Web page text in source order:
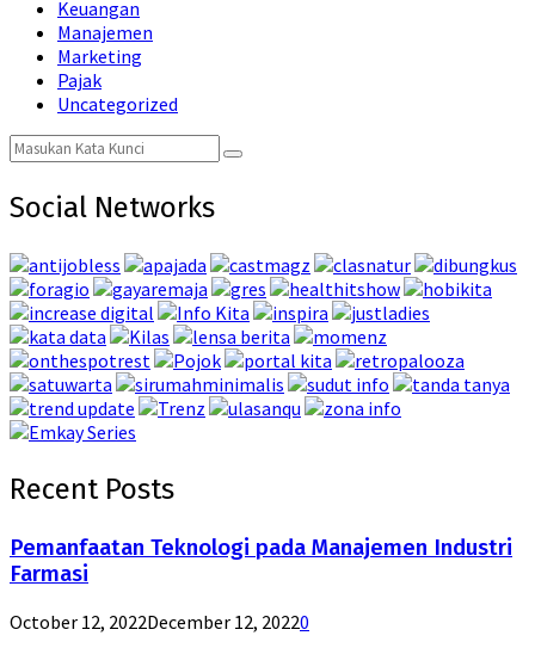
Keuangan
Manajemen
Marketing
Pajak
Uncategorized
Search
for:
Search
Social Networks
Recent Posts
Pemanfaatan Teknologi pada Manajemen Industri
Farmasi
October 12, 2022December 12, 20220